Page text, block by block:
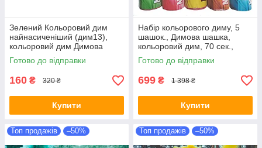
Зелений Кольоровий дим
найнасиченіший (дим13),
кольоровий дим Димова
шашка, Польща, 60 з
Готово до відправки
160 ₴ 320 ₴
Купити
Набір кольорового диму, 5
шашок., Димова шашка,
кольоровий дим, 70 сек.,
Maxsem, Димова шашка
Готово до відправки
699 ₴ 1 398 ₴
Купити
Топ продажів –50% Топ продажів –50%